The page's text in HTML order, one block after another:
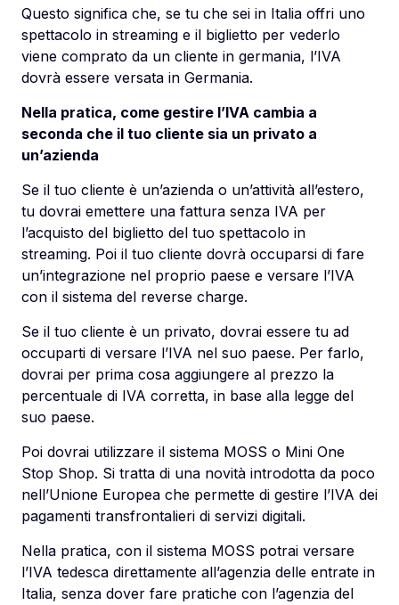
Questo significa che, se tu che sei in Italia offri uno
spettacolo in streaming e il biglietto per vederlo
viene comprato da un cliente in germania, l’IVA
dovrà essere versata in Germania.
Nella pratica, come gestire l’IVA cambia a
seconda che il tuo cliente sia un privato a
un’azienda
Se il tuo cliente è un’azienda o un’attività all’estero,
tu dovrai emettere una fattura senza IVA per
l’acquisto del biglietto del tuo spettacolo in
streaming. Poi il tuo cliente dovrà occuparsi di fare
un’integrazione nel proprio paese e versare l’IVA
con il sistema del reverse charge.
Se il tuo cliente è un privato, dovrai essere tu ad
occuparti di versare l’IVA nel suo paese. Per farlo,
dovrai per prima cosa aggiungere al prezzo la
percentuale di IVA corretta, in base alla legge del
suo paese.
Poi dovrai utilizzare il sistema MOSS o Mini One
Stop Shop. Si tratta di una novità introdotta da poco
nell’Unione Europea che permette di gestire l’IVA dei
pagamenti transfrontalieri di servizi digitali.
Nella pratica, con il sistema MOSS potrai versare
l’IVA tedesca direttamente all’agenzia delle entrate in
Italia, senza dover fare pratiche con l’agenzia del